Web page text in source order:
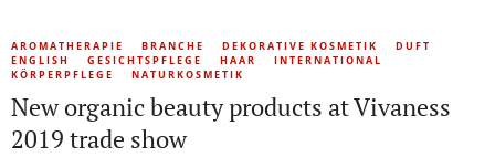
AROMATHERAPIE BRANCHE DEKORATIVE KOSMETIK
DUFT
ENGLISH
GESICHTSPFLEGE HAAR
INTERNATIONAL
KÖRPERPFLEGE
NATURKOSMETIK
New organic beauty products at Vivaness
2019 trade show